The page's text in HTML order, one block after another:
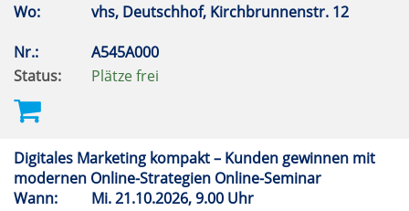
Wo:
vhs, Deutschhof, Kirchbrunnenstr. 12
Nr.:
A545A000
Status:
Plätze frei
Digitales Marketing kompakt – Kunden gewinnen mit
modernen Online-Strategien Online-Seminar
Wann:
Mi.21.10.2026, 9.00 Uhr